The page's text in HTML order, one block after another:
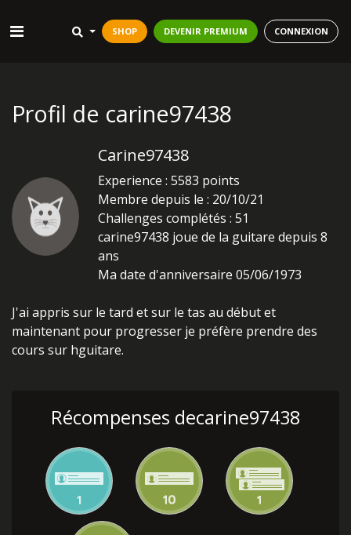
SHOP DEVENIR PREMIUM CONNEXION
Profil de carine97438
Carine97438
Experience : 5583 points
Membre depuis le : 20/10/21
Challenges complétés : 51
carine97438 joue de la guitare depuis 8
ans
Ma date d'anniversaire 05/06/1973
J'ai appris sur le tard et sur le tas au début et
maintenant pour progresser je préfère prendre des
cours sur hguitare.
Récompenses decarine97438